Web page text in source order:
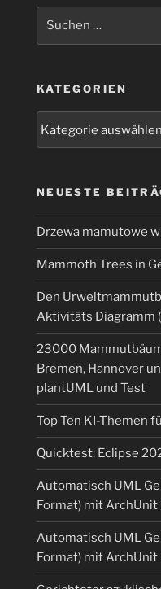
KATEGORIEN
NEUESTE
Drzewa mamutowe
Mammoth Trees in
Den
Aktivitäts Diagramm
23000
Bremen, Hannover
plantUML und Test
Top Ten KI-Themen
Quicktest: Eclipse
Automatisch UML
Format) mit
Automatisch UML
Format) mit ArchUnit